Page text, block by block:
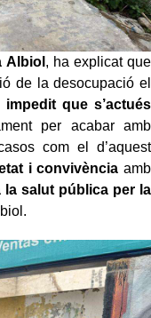
Albiol , ha explicat que
de la desocupació el
impedit que s’actués
per acabar amb
com el d’aquest
i convivència amb
la salut pública per la